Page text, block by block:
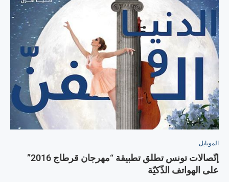
الموبايل
إتّصالات تونس تطلق تطبيقة “مهرجان قرطاج 2016”
على الهواتف الذّكيّة